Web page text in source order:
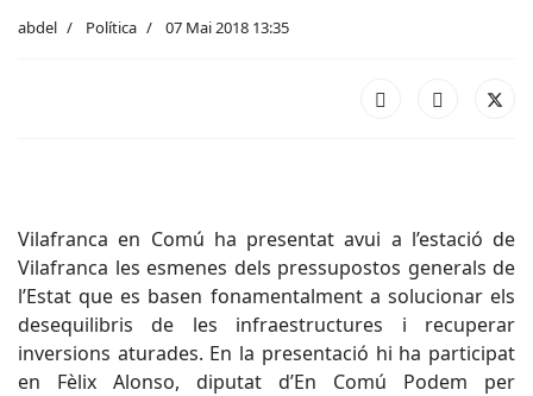
abdel Política 07 Mai 2018 13:35
Vilafranca en Comú ha presentat avui a l’estació de
Vilafranca les esmenes dels pressupostos generals de
l’Estat que es basen fonamentalment a solucionar els
desequilibris de les infraestructures i recuperar
inversions aturades. En la presentació hi ha participat
en Fèlix Alonso, diputat d’En Comú Podem per